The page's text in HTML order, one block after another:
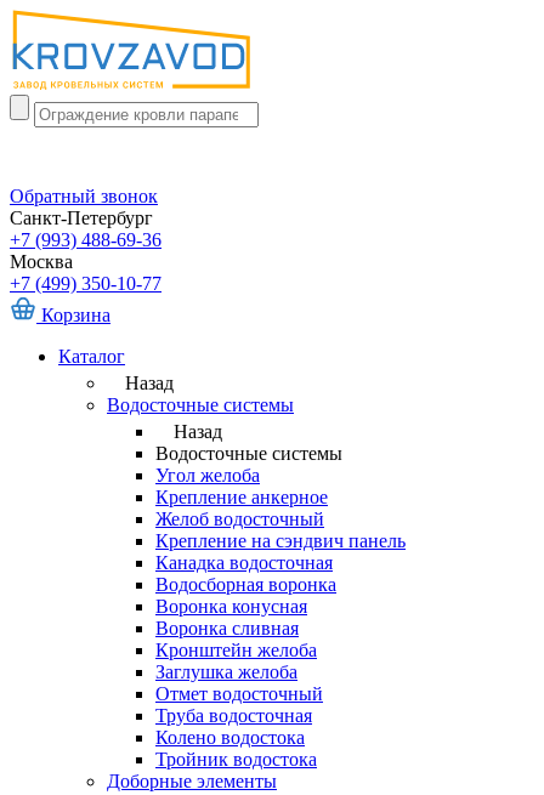
Обратный звонок
Санкт-Петербург
+7 (993) 488-69-36
Москва
+7 (499) 350-10-77
Корзина
Каталог
Назад
Водосточные системы
Назад
Водосточные системы
Угол желоба
Крепление анкерное
Желоб водосточный
Крепление на сэндвич панель
Канадка водосточная
Водосборная воронка
Воронка конусная
Воронка сливная
Кронштейн желоба
Заглушка желоба
Отмет водосточный
Труба водосточная
Колено водостока
Тройник водостока
Доборные элементы